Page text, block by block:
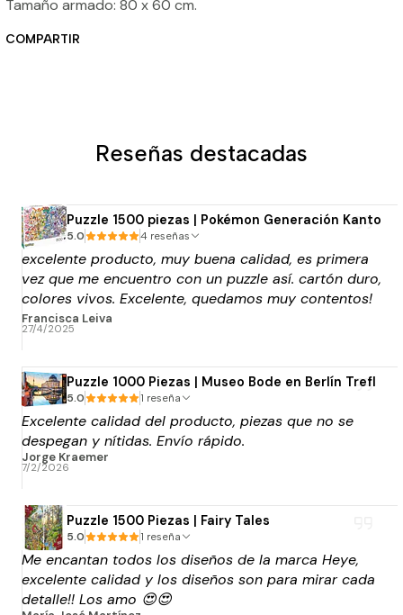
Tamaño armado: 80 x 60 cm.
COMPARTIR
Reseñas destacadas
Puzzle 1500 piezas | Pokémon Generación Kanto
5.0 4 reseñas
excelente producto, muy buena calidad, es primera
vez que me encuentro con un puzzle así. cartón duro,
colores vivos. Excelente, quedamos muy contentos!
y la atención tb. Lo compre super encima de la
fecha que lo necesitaba y solicite el envio rápido y
bien. Muchas gracias!
Francisca Leiva
27/4/2025
Puzzle 1000 Piezas | Museo Bode en Berlín Trefl
5.0 1 reseña
Excelente calidad del producto, piezas que no se
despegan y nítidas. Envío rápido.
Jorge Kraemer
7/2/2026
Puzzle 1500 Piezas | Fairy Tales
5.0 1 reseña
Me encantan todos los diseños de la marca Heye,
excelente calidad y los diseños son para mirar cada
detalle!! Los amo 😍😍